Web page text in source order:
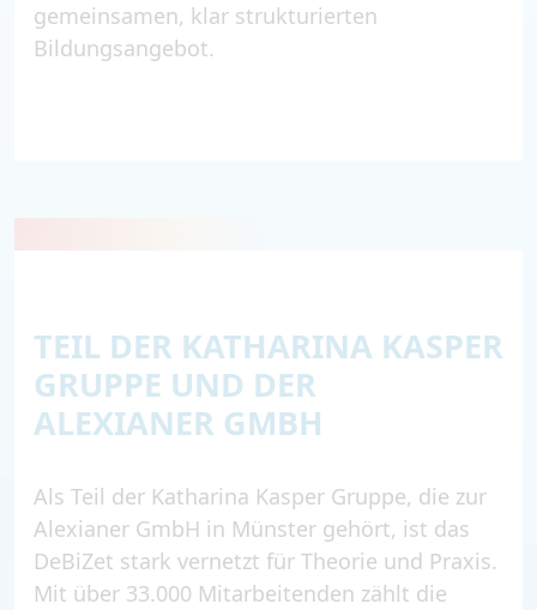
gemeinsamen, klar strukturierten
Bildungsangebot.
TEIL DER KATHARINA KASPER
GRUPPE UND DER
ALEXIANER GMBH
Als Teil der Katharina Kasper Gruppe, die zur
Alexianer GmbH in Münster gehört, ist das
DeBiZet stark vernetzt für Theorie und Praxis.
Mit über 33.000 Mitarbeitenden zählt die